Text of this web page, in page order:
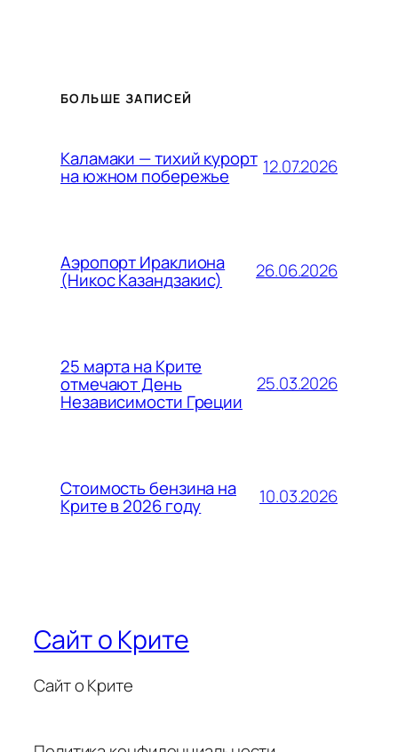
БОЛЬШЕ ЗАПИСЕЙ
Каламаки — тихий курорт
на южном побережье 12.07.2026
Аэропорт Ираклиона
(Никос Казандзакис) 26.06.2026
25 марта на Крите
отмечают День
Независимости Греции
25.03.2026
Стоимость бензина на
Крите в 2026 году 10.03.2026
Сайт о Крите
Сайт о Крите